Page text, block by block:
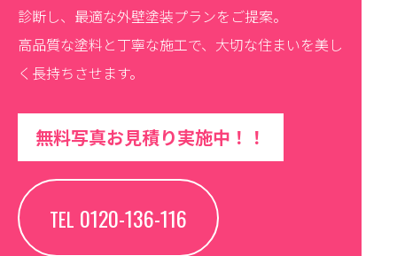
診断し、最適な外壁塗装プランをご提案。
高品質な塗料と丁寧な施工で、大切な住まいを美し
く長持ちさせます。
無料写真お見積り実施中！！
TEL 0120-136-116